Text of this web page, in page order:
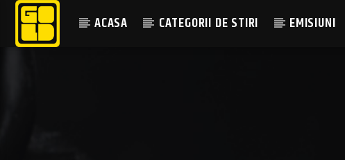
ACASA CATEGORII DE STIRI EMISIUNI